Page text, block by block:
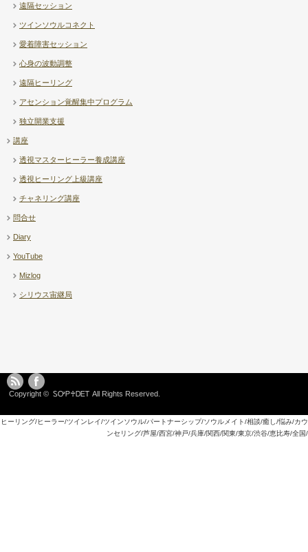
遠隔セッション
ツインソウルコネクト
愛着障害セッション
心身の波動調整
遠隔ヒーリング
アセンション覚醒集中プログラム
独立開業支援
講座
透視マスターヒーラー養成講座
透視ヒーリング上級講座
チャネリング講座
問合せ
Diary
YouTube
Mizlog
シリウス宙継局
Copyright ©ᏚᎤᏢ♰ᎠᎬᎢ All Rights Reserved.
ヒーリング/ヒーラー/ツインレイ/ツインソウル/パートナーシップ/ソウルメイト/相談/癒し/悩み/カウ
ンセリング/芦屋/西宮/神戸/兵庫/関西/関東/東京/渋谷/恵比寿/全国/